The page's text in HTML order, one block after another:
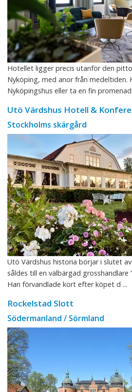
Hotellet ligger precis utanför den
Nyköping, med anor från medeltiden.
Nyköpingshus eller ta en fin
Utö Värdshus Hotell &
Stockholms skärgård
Utö Värdshus historia börjar i slutet
såldes till en välbärgad grosshandlare
Han förvandlade kort efter köpet d ...
Rockelstad Slott
Södermanland / Sörmland